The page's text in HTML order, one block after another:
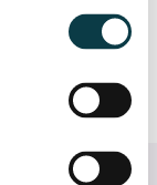
asupra procesului de
exemple și direcții
constant în
și mai ușor de